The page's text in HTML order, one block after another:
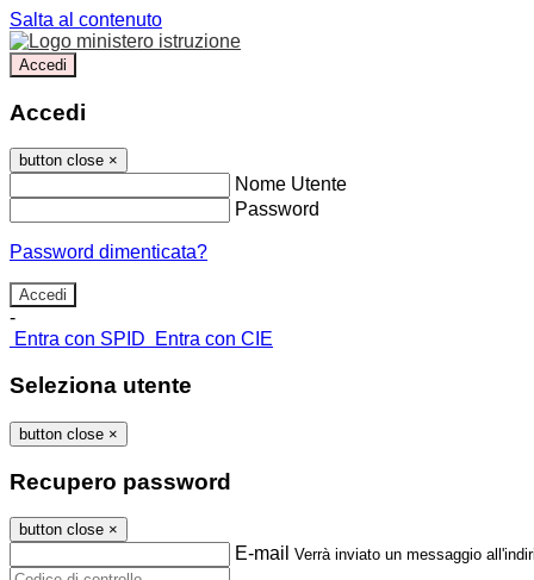
Salta al contenuto
Accedi
Accedi
button close ×
Nome Utente
Password
Password dimenticata?
-
Entra con SPID
Entra con CIE
Seleziona utente
button close ×
Recupero password
button close ×
E-mail Verrà inviato un messaggio